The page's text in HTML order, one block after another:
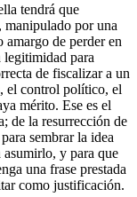
tendrá que
manipulado por una
amargo de perder en
legitimidad para
de fiscalizar a un
el control político, el
mérito. Ese es el
de la resurrección de
sembrar la idea
asumirlo, y para que
una frase prestada
como justificación.